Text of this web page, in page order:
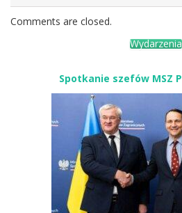
Comments are closed.
Wydarzenia
Spotkanie szefów MSZ